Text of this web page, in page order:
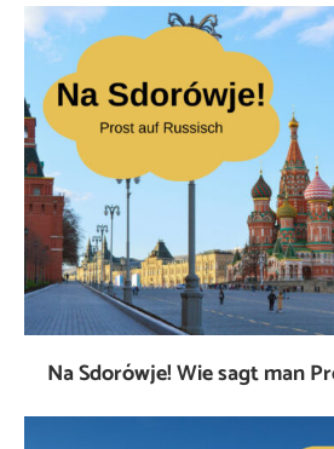
Na Sdorówje! Wie sagt man